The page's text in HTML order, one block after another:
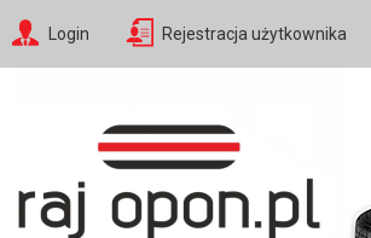
Login Rejestracja użytkownika